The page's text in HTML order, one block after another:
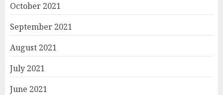
October 2021
September 2021
August 2021
July 2021
June 2021